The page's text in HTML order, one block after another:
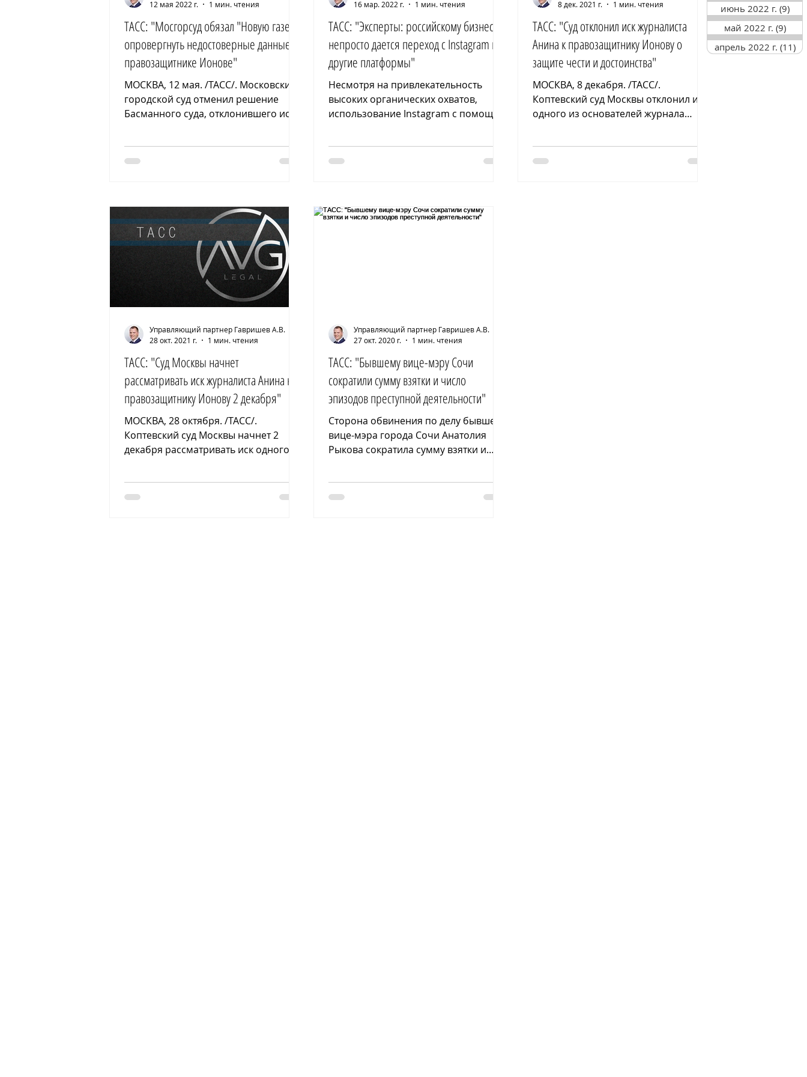
ТАСС: "Мосгорсуд обязал "Новую газету"
опровергнуть недостоверные данные о
правозащитнике Ионове"
МОСКВА, 12 мая. /ТАСС/. Московский
городской суд отменил решение
Басманного суда, отклонившего иск
12 мая 2022 г.
1 мин. чтения
ТАСС: "Эксперты: российскому бизнесу
непросто дается переход с Instagram на
другие платформы"
Несмотря на привлекательность
высоких органических охватов,
использование Instagram с помощью
16 мар. 2022 г.
1 мин. чтения
ТАСС: "Суд отклонил иск журналиста
Анина к правозащитнику Ионову о
защите чести и достоинства"
МОСКВА, 8 декабря. /ТАСС/.
Коптевский суд Москвы отклонил иск
одного из основателей журнала
8 дек. 2021 г.
1 мин. чтения
ТАСС: "Суд Москвы начнет
рассматривать иск журналиста Анина к
правозащитнику Ионову 2 декабря"
МОСКВА, 28 октября. /ТАСС/.
Коптевский суд Москвы начнет 2
декабря рассматривать иск одного из
Управляющий партнер Гавришев А.В.
28 окт. 2021 г.
1 мин. чтения
ТАСС: "Бывшему вице-мэру Сочи
сократили сумму взятки и число
эпизодов преступной деятельности"
Сторона обвинения по делу бывшего
вице-мэра города Сочи Анатолия
Рыкова сократила сумму взятки и
Управляющий партнер Гавришев А.В.
27 окт. 2020 г.
1 мин. чтения
июнь 2022 г. (9)9
май 2022 г. (9)9
апрель 2022 г. (11)